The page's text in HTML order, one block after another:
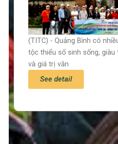
Trang chủ
(TITC) - Quảng Bình có
tộc thiểu số sinh sống, giàu
và giá trị văn
See detail